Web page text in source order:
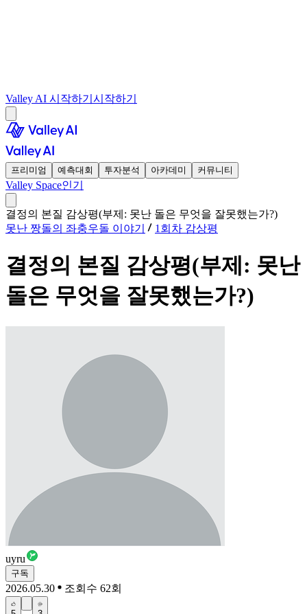
Valley AI 시작하기 시작하기
프리미엄 예측대회 투자분석 아카데미 커뮤니티
Valley Space인기
결정의 본질 감상평(부제: 못난 돌은 무엇을 잘못했는가?)
못난 짱돌의 좌충우돌 이야기
1회차 감상평
결정의 본질 감상평(부제: 못난
돌은 무엇을 잘못했는가?)
uyru
구독
2026.05.30 조회수 62회